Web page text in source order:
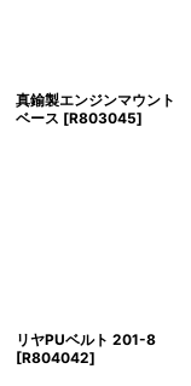
真鍮製エンジンマウント
ベース [R803045]
リヤPUベルト 201-8
[R804042]